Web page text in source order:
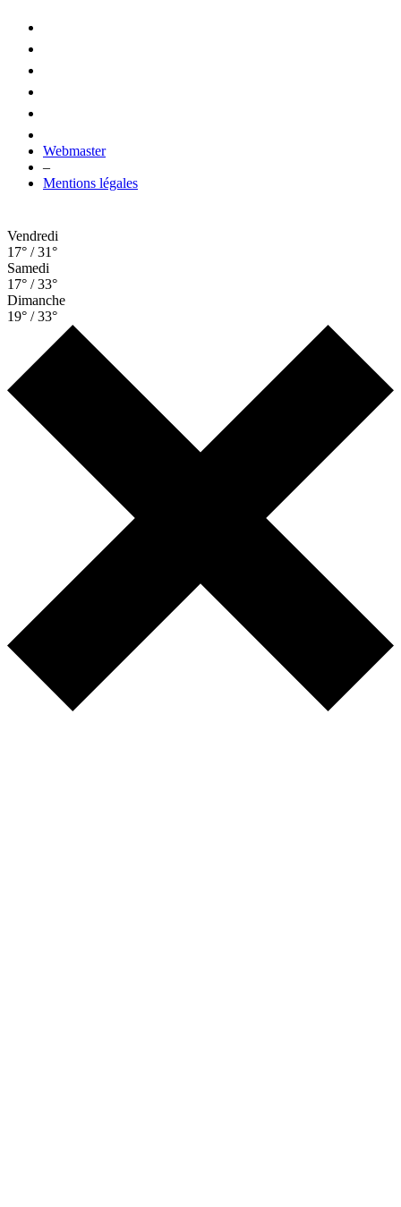
Webmaster
–
Mentions légales
Vendredi
17° / 31°
Samedi
17° / 33°
Dimanche
19° / 33°